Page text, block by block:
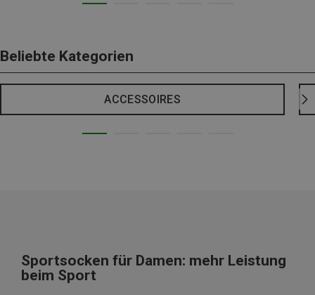
Beliebte Kategorien
ACCESSOIRES
Sportsocken für Damen: mehr Leistung
beim Sport